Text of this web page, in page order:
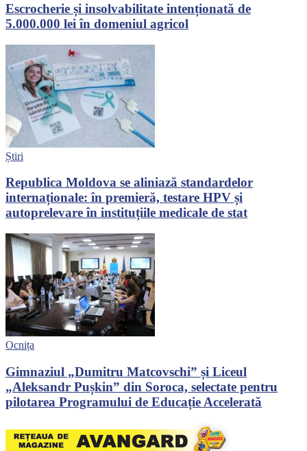
Escrocherie și insolvabilitate intenționată de
5.000.000 lei în domeniul agricol
Știri
Republica Moldova se aliniază standardelor
internaționale: în premieră, testare HPV și
autoprelevare în instituțiile medicale de stat
Ocnița
Gimnaziul „Dumitru Matcovschi” și Liceul
„Aleksandr Pușkin” din Soroca, selectate pentru
pilotarea Programului de Educație Accelerată